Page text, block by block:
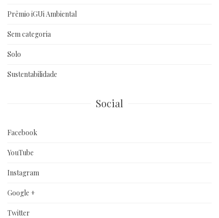
Prêmio iGUi Ambiental
Sem categoria
Solo
Sustentabilidade
Social
Facebook
YouTube
Instagram
Google +
Twitter